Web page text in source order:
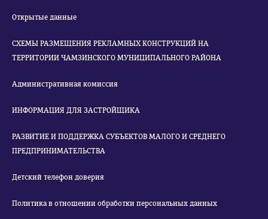
Открытые данные
СХЕМЫ РАЗМЕЩЕНИЯ РЕКЛАМНЫХ КОНСТРУКЦИЙ НА
ТЕРРИТОРИИ ЧАМЗИНСКОГО МУНИЦИПАЛЬНОГО РАЙОНА
Административная комиссия
ИНФОРМАЦИЯ ДЛЯ ЗАСТРОЙЩИКА
РАЗВИТИЕ И ПОДДЕРЖКА СУБЪЕКТОВ МАЛОГО И СРЕДНЕГО
ПРЕДПРИНИМАТЕЛЬСТВА
Детский телефон доверия
Политика в отношении обработки персональных данных